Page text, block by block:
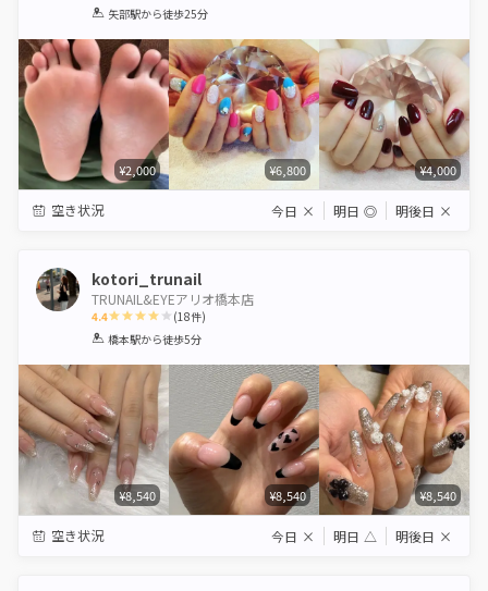
1 2 3 4 5
矢部駅から徒歩25分
¥2,000 ¥6,800 ¥4,000
空き状況 今日 × 明日 ◎ 明後日 ×
kotori_trunail
TRUNAIL&EYEアリオ橋本店
4.4
1 2 3 4 5
(18件)
橋本駅から徒歩5分
¥8,540 ¥8,540 ¥8,540
空き状況 今日 × 明日 △ 明後日 ×